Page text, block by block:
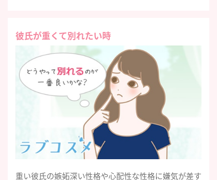
彼氏が重くて別れたい時
重い彼氏の嫉妬深い性格や心配性な性格に嫌気が差す